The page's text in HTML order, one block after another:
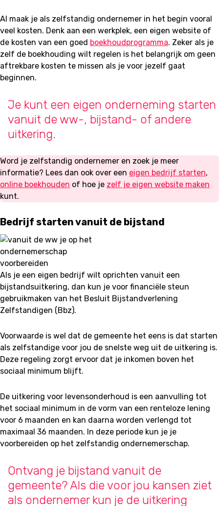
Al maak je als zelfstandig ondernemer in het begin vooral
veel kosten. Denk aan een werkplek, een eigen website of
de kosten van een goed boekhoudprogramma. Zeker als je
zelf de boekhouding wilt regelen is het belangrijk om geen
aftrekbare kosten te missen als je voor jezelf gaat
beginnen.
Je kunt een eigen onderneming starten
vanuit de ww-, bijstand- of andere
uitkering.
Word je zelfstandig ondernemer en zoek je meer
informatie? Lees dan ook over een eigen bedrijf starten,
online boekhouden of hoe je zelf je eigen website maken
kunt.
Bedrijf starten vanuit de bijstand
Als je een eigen bedrijf wilt oprichten vanuit een
bijstandsuitkering, dan kun je voor financiële steun
gebruikmaken van het Besluit Bijstandverlening
Zelfstandigen (Bbz).
Voorwaarde is wel dat de gemeente het eens is dat starten
als zelfstandige voor jou de snelste weg uit de uitkering is.
Deze regeling zorgt ervoor dat je inkomen boven het
sociaal minimum blijft.
De uitkering voor levensonderhoud is een aanvulling tot
het sociaal minimum in de vorm van een renteloze lening
voor 6 maanden en kan daarna worden verlengd tot
maximaal 36 maanden. In deze periode kun je je
voorbereiden op het zelfstandig ondernemerschap.
Ontvang je bijstand vanuit de
gemeente? Als die voor jou kansen ziet
als ondernemer kun je de uitkering